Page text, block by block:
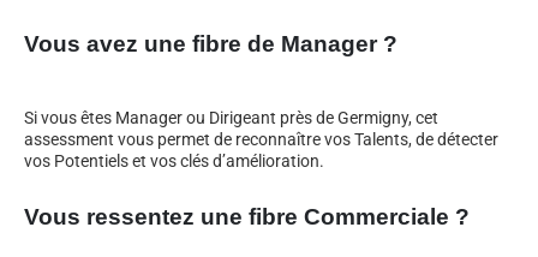
Vous avez une fibre de Manager ?
Si vous êtes Manager ou Dirigeant près de Germigny, cet
assessment vous permet de reconnaître vos Talents, de détecter
vos Potentiels et vos clés d’amélioration.
Vous ressentez une fibre Commerciale ?